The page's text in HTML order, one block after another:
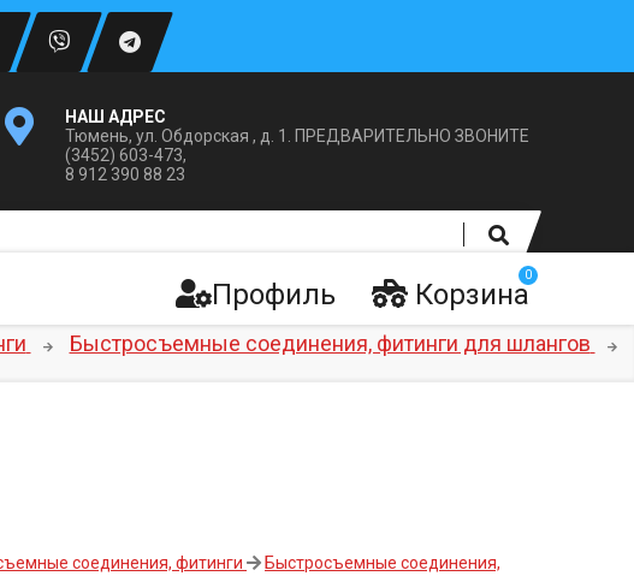
НАШ АДРЕС
Тюмень, ул. Обдорская , д. 1. ПРЕДВАРИТЕЛЬНО ЗВОНИТЕ
(3452) 603-473,
8 912 390 88 23
Корзина
0
Профиль
Быстросъемные соединения, фитинги для шлангов
соединения, фитинги
Быстросъемные соединения,